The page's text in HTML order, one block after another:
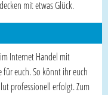
mit etwas Glück.
Internet Handel mit
euch. So könnt ihr euch
professionell erfolgt. Zum